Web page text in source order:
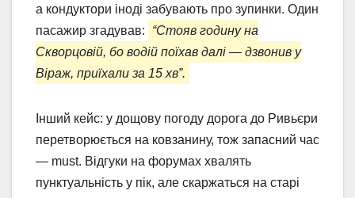
а кондуктори іноді забувають про зупинки. Один
пасажир згадував:
“Стояв годину на
Скворцовій, бо водій поїхав далі — дзвонив у
Віраж, приїхали за 15 хв”.
Інший кейс: у дощову погоду дорога до Ривьєри
перетворюється на ковзанину, тож запасний час
— must. Відгуки на форумах хвалять
пунктуальність у пік, але скаржаться на старі